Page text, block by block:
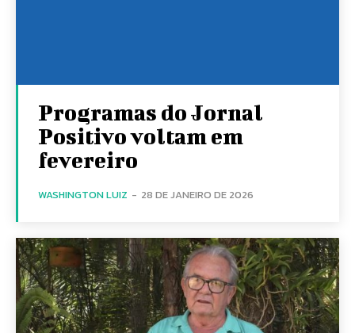
Programas do Jornal
Positivo voltam em
fevereiro
WASHINGTON LUIZ - 28 DE JANEIRO DE 2026